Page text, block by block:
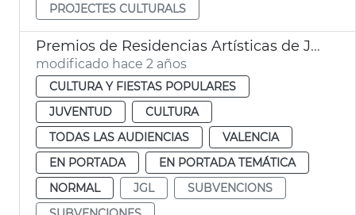
PROJECTES CULTURALS
Premios de Residencias Artísticas de Juventud 2023
modificado hace 2 años
CULTURA Y FIESTAS POPULARES
JUVENTUD
CULTURA
TODAS LAS AUDIENCIAS
VALENCIA
EN PORTADA
EN PORTADA TEMÁTICA
NORMAL
JGL
SUBVENCIONS